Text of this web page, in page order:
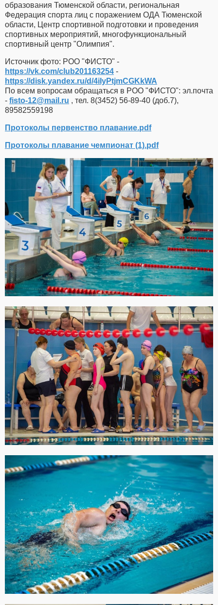
образования Тюменской области, региональная
Федерация спорта лиц с поражением ОДА Тюменской
области, Центр спортивной подготовки и проведения
спортивных мероприятий, многофункциональный
спортивный центр "Олимпия".
Источник фото: РОО "ФИСТО" -
https://vk.com/club201163254 -
https://disk.yandex.ru/d/4iIyPtjmCGKkWA
По всем вопросам обращаться в РОО "ФИСТО": эл.почта
- fisto-12​@​mail.ru , тел. 8(3452) 56-89-40 (доб.7),
89582559198
Протоколы первенство плавание.pdf
Протоколы плавание чемпионат (1).pdf